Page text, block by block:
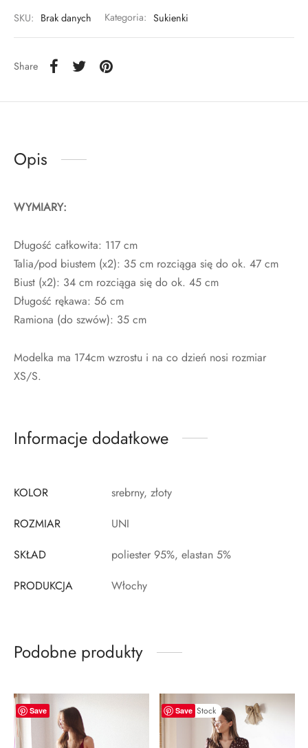
SKU: Brak danych Kategoria: Sukienki
Share
Opis
WYMIARY:
Długość całkowita: 117 cm
Talia/pod biustem (x2): 35 cm rozciąga się do ok. 47 cm
Biust (x2): 34 cm rozciąga się do ok. 45 cm
Długość rękawa: 56 cm
Ramiona (do szwów): 35 cm
Modelka ma 174cm wzrostu i na co dzień nosi rozmiar
XS/S.
Informacje dodatkowe
KOLOR
srebrny, złoty
ROZMIAR
UNI
SKŁAD
poliester 95%, elastan 5%
PRODUKCJA
Włochy
Podobne produkty
Save
-7% Save
Out of Stock